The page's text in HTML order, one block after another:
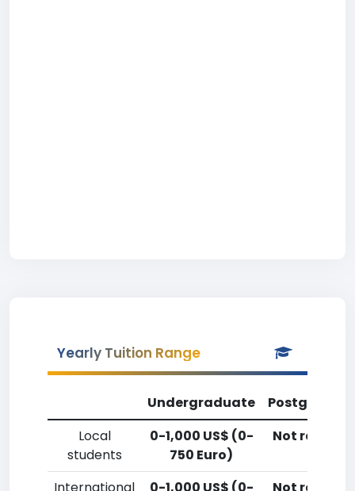
Yearly Tuition Range
Undergraduate
Local
students
0-1,000 US$ (0-
750 Euro)
Not